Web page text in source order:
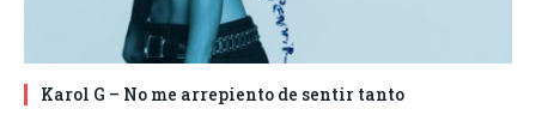
Karol G – No me arrepiento de sentir tanto